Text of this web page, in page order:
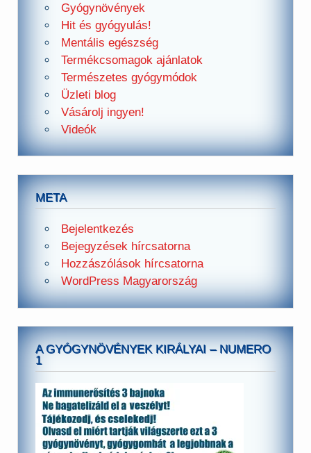
Gyógynövények
Hit és gyógyulás!
Mentális egészség
Termékcsomagok ajánlatok
Természetes gyógymódok
Üzleti blog
Vásárolj ingyen!
Videók
META
Bejelentkezés
Bejegyzések hírcsatorna
Hozzászólások hírcsatorna
WordPress Magyarország
A GYÓGYNÖVÉNYEK KIRÁLYAI – NUMERO
1